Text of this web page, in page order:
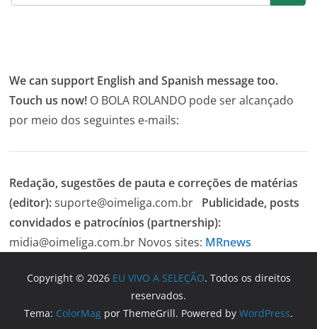
We can support English and Spanish message too.
Touch us now! O BOLA ROLANDO pode ser alcançado
por meio dos seguintes e-mails:
Redação, sugestões de pauta e correções de matérias
(editor): suporte@oimeliga.com.br Publicidade, posts
convidados e patrocínios (partnership):
midia@oimeliga.com.br Novos sites: MRnews
Copyright © 2026 EU VIVO A SELEÇÃO. Todos os direitos
reservados.
Tema: ColorMag por ThemeGrill. Powered by WordPress.